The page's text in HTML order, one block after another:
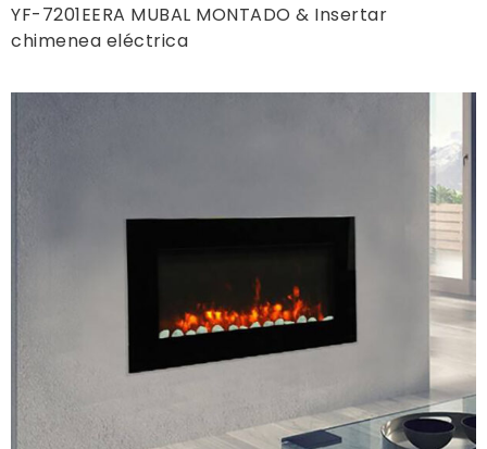
YF-7201EERA MUBAL MONTADO & Insertar
chimenea eléctrica